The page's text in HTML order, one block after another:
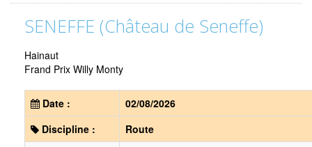
SENEFFE (Château de Seneffe)
Hainaut
Frand Prix Willy Monty
Date :
02/08/2026
Discipline :
Route